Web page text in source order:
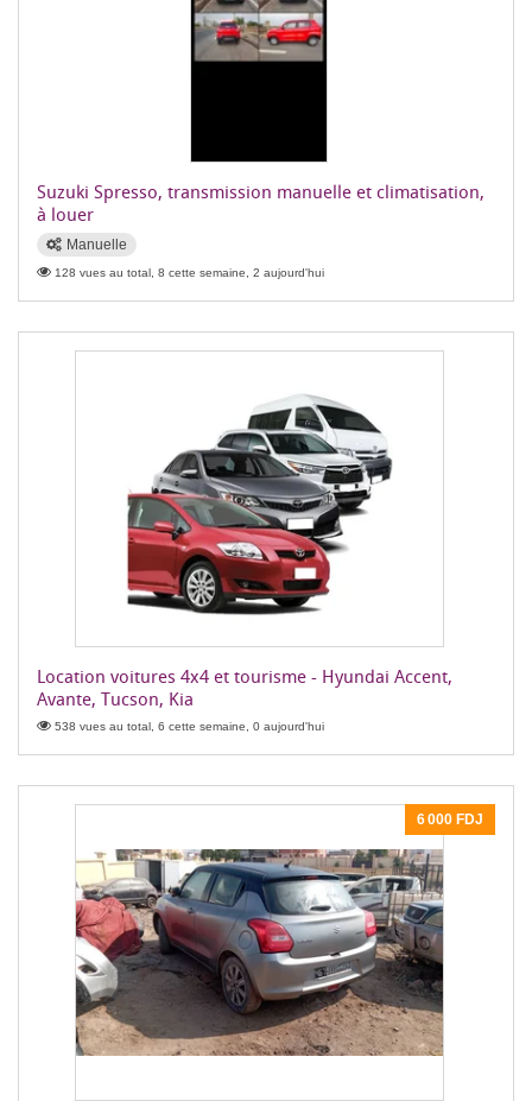
Suzuki Spresso, transmission manuelle et climatisation,
à louer
Manuelle
128 vues au total, 8 cette semaine, 2 aujourd'hui
Location voitures 4x4 et tourisme - Hyundai Accent,
Avante, Tucson, Kia
538 vues au total, 6 cette semaine, 0 aujourd'hui
6 000 FDJ